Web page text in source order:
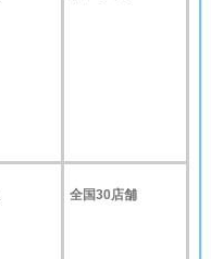
全国30店舗